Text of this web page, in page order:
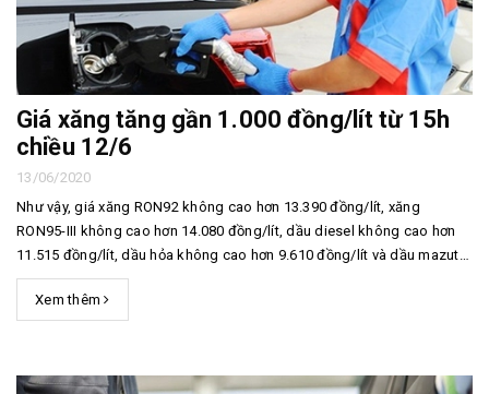
Giá xăng tăng gần 1.000 đồng/lít từ 15h
chiều 12/6
13/06/2020
Như vậy, giá xăng RON92 không cao hơn 13.390 đồng/lít, xăng
RON95-III không cao hơn 14.080 đồng/lít, dầu diesel không cao hơn
11.515 đồng/lít, dầu hỏa không cao hơn 9.610 đồng/lít và dầu mazut
không cao hơn 10.322 đồng/kg.
Xem thêm